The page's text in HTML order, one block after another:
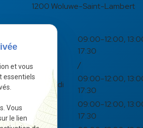
1200 Woluwe-Saint-Lambert
09:00-12:00,
17:30
/
Mercredi
09:00-12:00,
17:30
Jeudi
09:00-12:00,
17:30
et vous
essentiels
Vous
le lien